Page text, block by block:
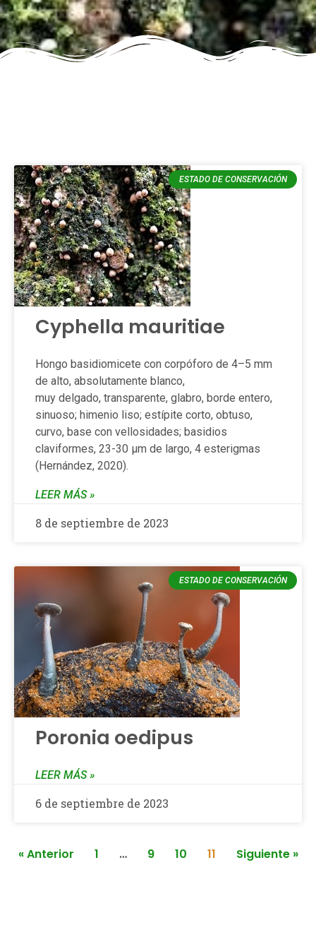
ESTADO DE CONSERVACIÓN
Cyphella mauritiae
Hongo basidiomicete con corpóforo de 4–5 mm
de alto, absolutamente blanco,
muy delgado, transparente, glabro, borde entero,
sinuoso; himenio liso; estípite corto, obtuso,
curvo, base con vellosidades; basidios
claviformes, 23-30 μm de largo, 4 esterigmas
(Hernández, 2020).
LEER MÁS »
8 de septiembre de 2023
ESTADO DE CONSERVACIÓN
Poronia oedipus
LEER MÁS »
6 de septiembre de 2023
« Anterior 1 … 9 10 11 Siguiente »